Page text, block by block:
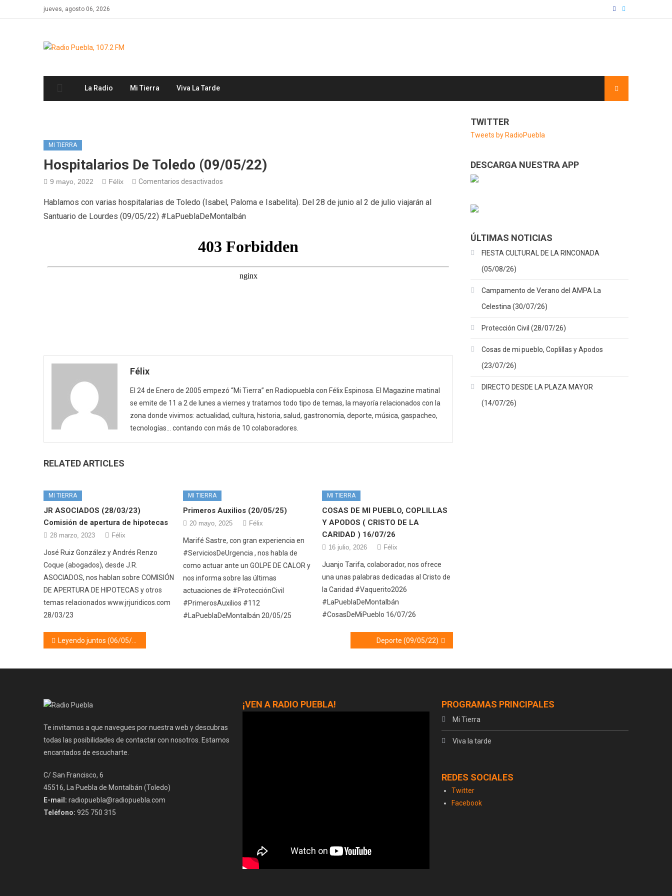
to
jueves, agosto 06, 2026
La Radio Mi Tierra Viva La Tarde
MI TIERRA
Hospitalarios De Toledo (09/05/22)
9 mayo, 2022 Félix Comentarios desactivados
de
Toledo
Hablamos con varias hospitalarias de Toledo (Isabel, Paloma e Isabelita). Del 28 de junio al 2 de julio viajarán al
Santuario de Lourdes (09/05/22) #LaPueblaDeMontalbán
Félix
El 24 de Enero de 2005 empezó “Mi Tierra” en Radiopuebla con Félix Espinosa. El Magazine matinal
se emite de 11 a 2 de lunes a viernes y tratamos todo tipo de temas, la mayoría relacionados con la
zona donde vivimos: actualidad, cultura, historia, salud, gastronomía, deporte, música, gaspacheo,
tecnologías… contando con más de 10 colaboradores.
RELATED ARTICLES
MI TIERRA
JR ASOCIADOS (28/03/23)
Comisión de apertura de hipotecas
28 marzo, 2023 Félix
José Ruiz González y Andrés Renzo
Coque (abogados), desde J.R.
ASOCIADOS, nos hablan sobre COMISIÓN
DE APERTURA DE HIPOTECAS y otros
temas relacionados www.jrjuridicos.com
28/03/23
MI TIERRA
Primeros Auxilios (20/05/25)
20 mayo, 2025 Félix
Marifé Sastre, con gran experiencia en
#ServiciosDeUrgencia , nos habla de
como actuar ante un GOLPE DE CALOR y
nos informa sobre las últimas
actuaciones de #ProtecciónCivil
#PrimerosAuxilios #112
#LaPueblaDeMontalbán 20/05/25
MI TIERRA
COSAS DE MI PUEBLO, COPLILLAS
Y APODOS ( CRISTO DE LA
CARIDAD ) 16/07/26
16 julio, 2026 Félix
Juanjo Tarifa, colaborador, nos ofrece
una unas palabras dedicadas al Cristo de
la Caridad #Vaquerito2026
#LaPueblaDeMontalbán
#CosasDeMiPueblo 16/07/26
Navegación
Leyendo juntos (06/05/22) Deporte (09/05/22)
TWITTER
Tweets by RadioPuebla
DESCARGA NUESTRA APP
ÚLTIMAS NOTICIAS
FIESTA CULTURAL DE LA RINCONADA
(05/08/26)
Campamento de Verano del AMPA La
Celestina (30/07/26)
Protección Civil (28/07/26)
Cosas de mi pueblo, Coplillas y Apodos
(23/07/26)
DIRECTO DESDE LA PLAZA MAYOR
(14/07/26)
Te invitamos a que navegues por nuestra web y descubras
todas las posibilidades de contactar con nosotros. Estamos
encantados de escucharte.
C/ San Francisco, 6
45516, La Puebla de Montalbán (Toledo)
E-mail: radiopuebla@radiopuebla.com
Teléfono: 925 750 315
¡VEN A RADIO PUEBLA! PROGRAMAS PRINCIPALES
Mi Tierra
Viva la tarde
REDES SOCIALES
Twitter
Facebook